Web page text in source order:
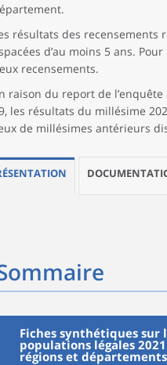
résultats des recensements
d’au moins 5 ans.
recensements.
raison du report de
les résultats du millésime
de millésimes antérieurs
Fiches synthétiques sur
populations légales
régions et départements